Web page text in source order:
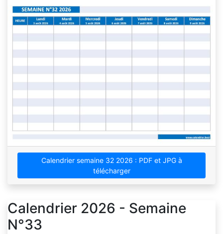
Calendrier semaine 32 2026 : PDF et JPG à
télécharger
Calendrier 2026 - Semaine
N°33